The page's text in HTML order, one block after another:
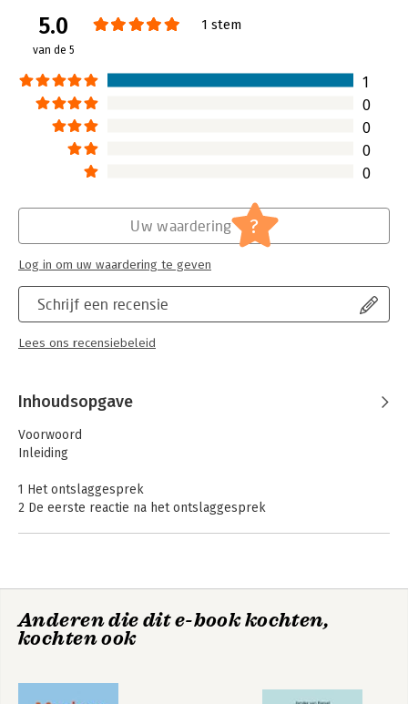
Bestandsformaat:
epub
Uitgever:
Druk:
1
Verschijningsdatum:
Hoofdrubriek:
5.0
van de 5
1 stem
1
0
0
0
0
Schrijf een recensie
Lees ons recensiebeleid
Uw waardering ?
Log in om uw waardering te geven
Inhoudsopgave
Voorwoord
Inleiding
1 Het ontslaggesprek
2 De eerste reactie na het ontslaggesprek
8 De blik op de toekomst
9 Aan de slag met solliciteren
Anderen die dit e-book kochten,
kochten ook